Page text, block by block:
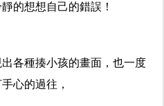
的想想自己的錯誤！
各種揍小孩的畫面，也一度
心的過往，